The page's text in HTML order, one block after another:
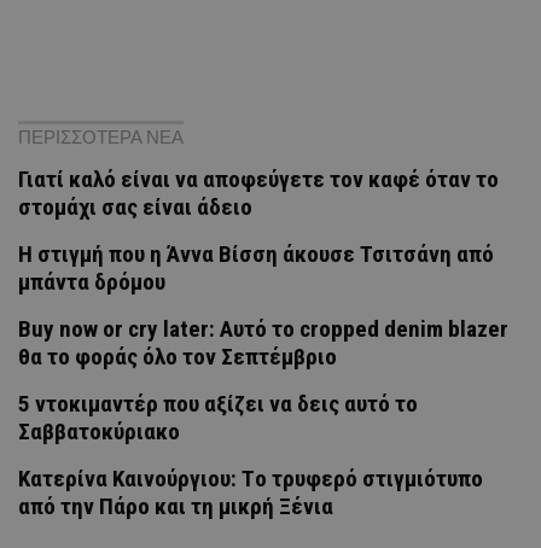
ΠΕΡΙΣΣΟΤΕΡΑ ΝΕΑ
Γιατί καλό είναι να αποφεύγετε τον καφέ όταν το
στομάχι σας είναι άδειο
H στιγμή που η Άννα Βίσση άκουσε Τσιτσάνη από
μπάντα δρόμου
Buy now or cry later: Αυτό το cropped denim blazer
θα το φοράς όλο τον Σεπτέμβριο
5 ντοκιμαντέρ που αξίζει να δεις αυτό το
Σαββατοκύριακο
Κατερίνα Καινούργιου: Tο τρυφερό στιγμιότυπο
από την Πάρο και τη μικρή Ξένια